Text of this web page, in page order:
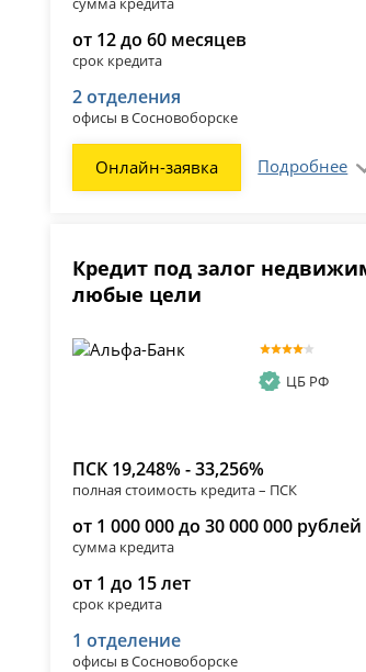
от 12 до 60 месяцев
срок кредита
2 отделения
офисы в Сосновоборске
Онлайн-заявка Подробнее
Кредит под залог
любые цели
ЦБ РФ
ПСК 19,248% - 33,256%
полная стоимость кредита – ПСК
от 1 000 000 до 30 000 000 рублей
сумма кредита
от 1 до 15 лет
срок кредита
1 отделение
офисы в Сосновоборске